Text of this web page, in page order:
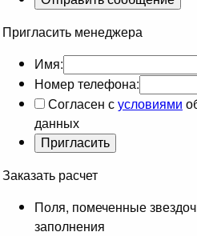
Пригласить менеджера
Имя:
Номер телефона:
Согласен сусловиями
данных
Заказать расчет
Поля, помеченные
заполнения